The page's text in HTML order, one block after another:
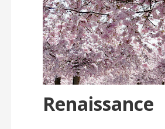
Renaissance